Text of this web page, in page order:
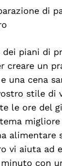
di
dei piani di
creare un
una cena
stile di
le ore del
alimentare
vi aiuta ad
con